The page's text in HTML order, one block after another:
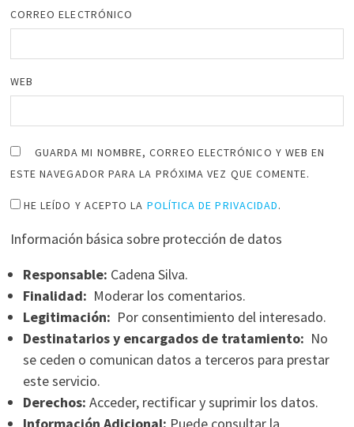
CORREO ELECTRÓNICO
WEB
GUARDA MI NOMBRE, CORREO ELECTRÓNICO Y WEB EN
ESTE NAVEGADOR PARA LA PRÓXIMA VEZ QUE COMENTE.
HE LEÍDO Y ACEPTO LA POLÍTICA DE PRIVACIDAD.
Información básica sobre protección de datos
Responsable: Cadena Silva.
Finalidad: Moderar los comentarios.
Legitimación: Por consentimiento del interesado.
Destinatarios y encargados de tratamiento: No
se ceden o comunican datos a terceros para prestar
este servicio.
Derechos: Acceder, rectificar y suprimir los datos.